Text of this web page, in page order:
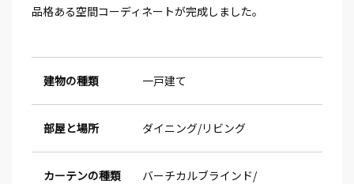
品格ある空間コーディネートが完成しました。
建物の種類 一戸建て
部屋と場所 ダイニング リビング
カーテンの種類
バーチカルブラインド